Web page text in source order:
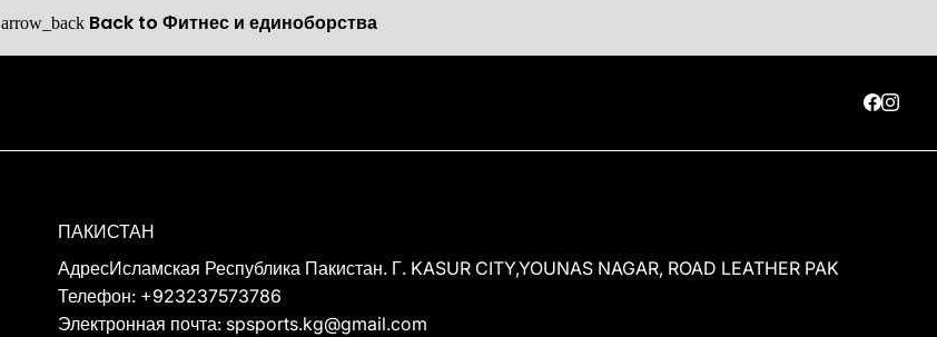
arrow_back Back to Фитнес и единоборства
ПАКИСТАН
АдресИсламская Республика Пакистан. Г. KASUR CITY,YOUNAS NAGAR, ROAD LEATHER PAK
Телефон: +923237573786
Электронная почта: spsports.kg@gmail.com